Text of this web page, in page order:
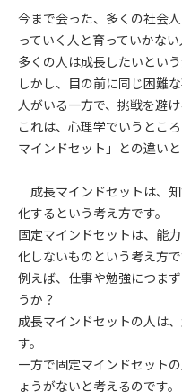
今まで会った、多くの社会
っていく人と育っていかない
多くの人は成長したいとい
しかし、目の前に同じ困難
人がいる一方で、挑戦を避け
これは、心理学でいうとこ
マインドセット」との違いと
成長マインドセットは、
化するという考え方です。
固定マインドセットは、能
化しないものという考え方で
例えば、仕事や勉強につま
うか？
成長マインドセットの人は
す。
一方で固定マインドセット
ょうがないと考えるのです。